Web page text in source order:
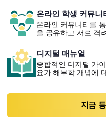
온라인 학생 커뮤니
온라인 커뮤니티를
을 공유하고 서로 격
디지털 매뉴얼
종합적인 디지털 가
요가 해부학 개념에
지금